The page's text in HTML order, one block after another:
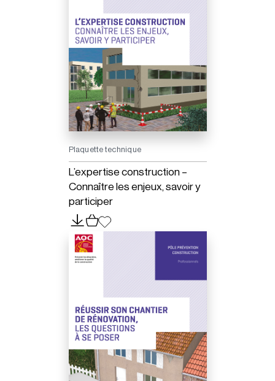
Plaquette technique
L’expertise construction –
Connaître les enjeux, savoir y
participer